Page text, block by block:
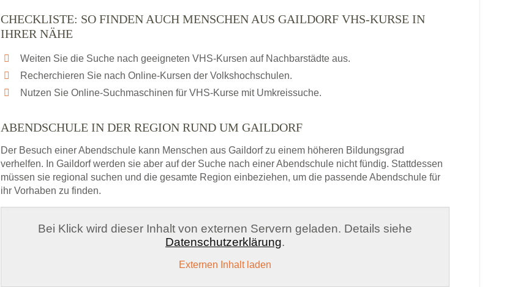
CHECKLISTE: SO FINDEN AUCH MENSCHEN AUS GAILDORF VHS-KURSE IN
IHRER NÄHE
Weiten Sie die Suche nach geeigneten VHS-Kursen auf Nachbarstädte aus.
Recherchieren Sie nach Online-Kursen der Volkshochschulen.
Nutzen Sie Online-Suchmaschinen für VHS-Kurse mit Umkreissuche.
ABENDSCHULE IN DER REGION RUND UM GAILDORF
Der Besuch einer Abendschule kann Menschen aus Gaildorf zu einem höheren Bildungsgrad
verhelfen. In Gaildorf werden sie aber auf der Suche nach einer Abendschule nicht fündig. Stattdessen
müssen sie regional suchen und die gesamte Region einbeziehen, um die passende Abendschule für
ihr Vorhaben zu finden.
Bei Klick wird dieser Inhalt von externen Servern geladen. Details siehe
Datenschutzerklärung.
Externen Inhalt laden